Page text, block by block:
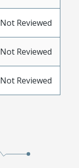
Not Reviewed
Not Reviewed
Not Reviewed